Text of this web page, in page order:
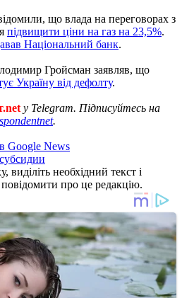
що влада на переговорах з
підвищити ціни на газ на 23,5%.
Національний банк.
Гройсман заявляв, що
Україну від дефолту.
у Telegram. Підписуйтесь на
.
Google News
субсидии
необхідний текст і
про це редакцію.